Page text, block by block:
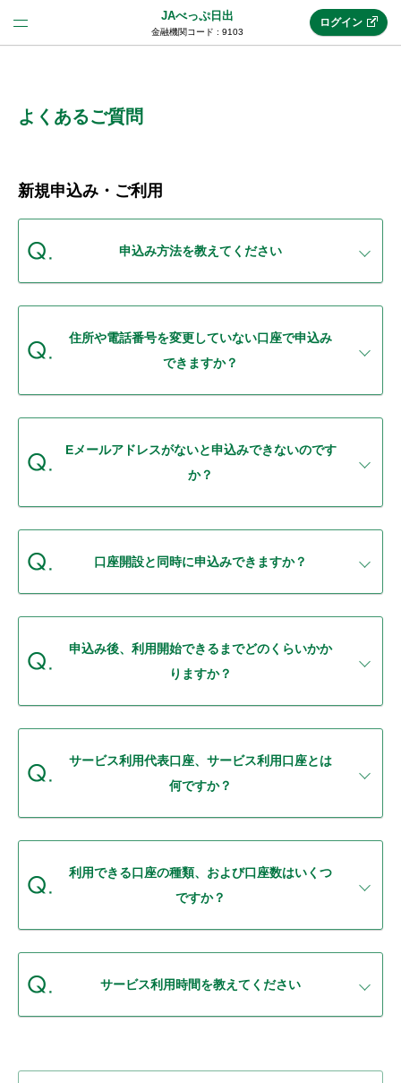
JAべっぷ日出
金融機関コード : 9103
(法人JAネットバンク)
JAネットバンクトップ
機能・サービス
セキュリティ
使い方
困った時は
ログイン
よくあるご質問
新規申込み・ご利用
申込み方法を教えてください
住所や電話番号を変更していない口座で申込み
できますか？
Eメールアドレスがないと申込みできないのです
か？
口座開設と同時に申込みできますか？
申込み後、利用開始できるまでどのくらいかか
りますか？
サービス利用代表口座、サービス利用口座とは
何ですか？
利用できる口座の種類、および口座数はいくつ
ですか？
サービス利用時間を教えてください